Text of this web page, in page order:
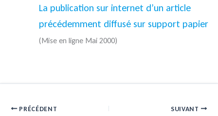
La publication sur internet d’un article
précédemment diffusé sur support papier
(Mise en ligne Mai 2000)
PRÉCÉDENT SUIVANT